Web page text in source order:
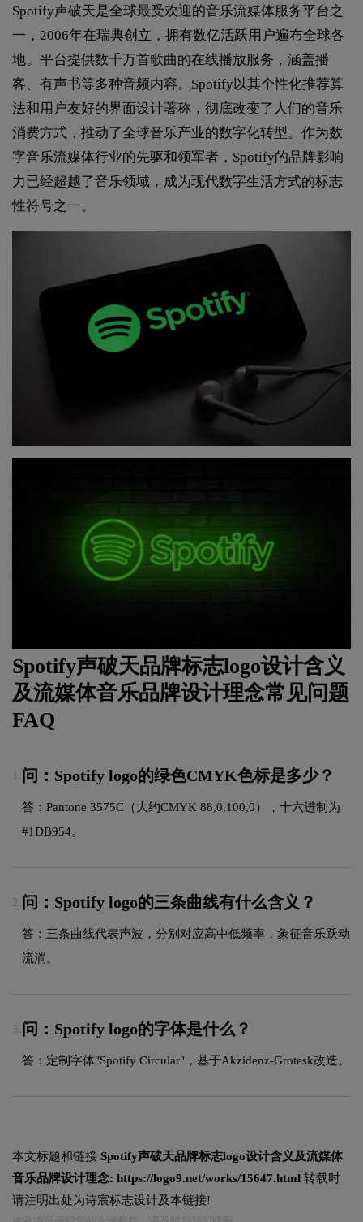
Spotify声破天是全球最受欢迎的音乐流媒体服务平台之
一，2006年在瑞典创立，拥有数亿活跃用户遍布全球各
地。平台提供数千万首歌曲的在线播放服务，涵盖播
客、有声书等多种音频内容。Spotify以其个性化推荐算
法和用户友好的界面设计著称，彻底改变了人们的音乐
消费方式，推动了全球音乐产业的数字化转型。作为数
字音乐流媒体行业的先驱和领军者，Spotify的品牌影响
力已经超越了音乐领域，成为现代数字生活方式的标志
性符号之一。
Spotify声破天品牌标志logo设计含义
及流媒体音乐品牌设计理念常见问题
FAQ
问：Spotify logo的绿色CMYK色标是多少？
答：Pantone 3575C（大约CMYK 88,0,100,0），十六进制为
#1DB954。
2. 问：Spotify logo的三条曲线有什么含义？
答：三条曲线代表声波，分别对应高中低频率，象征音乐跃动
流淌。
3. 问：Spotify logo的字体是什么？
答：定制字体"Spotify Circular"，基于Akzidenz-Grotesk改造。
本文标题和链接 Spotify声破天品牌标志logo设计含义及流媒体
音乐品牌设计理念: https://logo9.net/works/15647.html 转载时
请注明出处为诗宸标志设计及本链接!